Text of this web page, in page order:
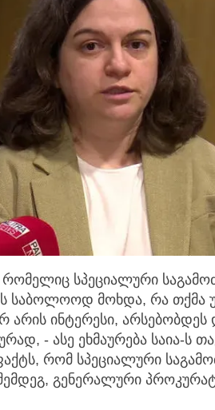
სპეციალური
საბოლოოდ მოხდა, რა თქმა
არის ინტერესი,
- ასე ეხმაურება საია-ს
რომ სპეციალური
გენერალური